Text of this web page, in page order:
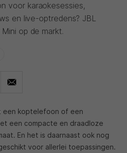
voor karaokesessies,
en live-optredens? JBL
op de markt.
een koptelefoon of een
een compacte en draadloze
En het is daarnaast ook nog
voor allerlei toepassingen.